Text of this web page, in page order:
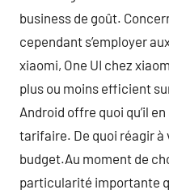
business de goût.
cependant s’employer
xiaomi, One UI chez
plus ou moins efficient
Android offre quoi qu’il
tarifaire. De quoi réagir
budget.Au moment de
particularité importante